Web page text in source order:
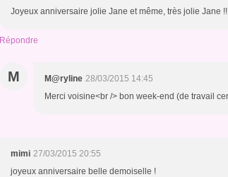
Joyeux anniversaire jolie Jane et même, très jolie Jane
Répondre
M M@ryline 28/03/2015 14:45
Merci voisine<br /> bon week-end (de travail
mimi 27/03/2015 20:55
joyeux anniversaire belle demoiselle !